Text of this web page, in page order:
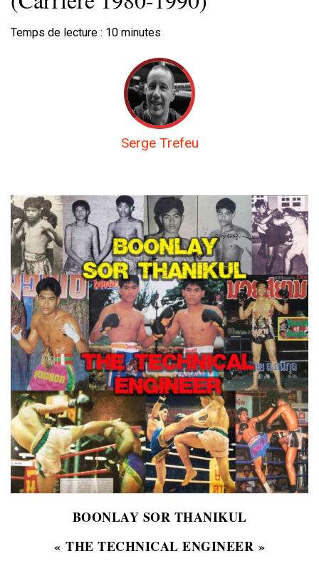
Temps de lecture : 10 minutes
Serge Trefeu
BOONLAY SOR THANIKUL
« THE TECHNICAL ENGINEER »